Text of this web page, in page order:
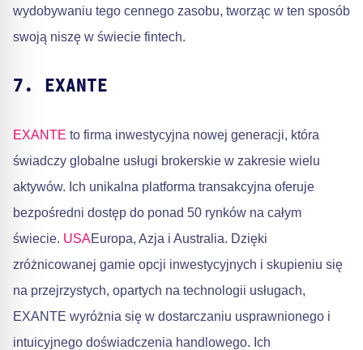
wydobywaniu tego cennego zasobu, tworząc w ten sposób
swoją niszę w świecie fintech.
7. EXANTE
EXANTE to firma inwestycyjna nowej generacji, która
świadczy globalne usługi brokerskie w zakresie wielu
aktywów. Ich unikalna platforma transakcyjna oferuje
bezpośredni dostęp do ponad 50 rynków na całym
świecie. USAEuropa, Azja i Australia. Dzięki
zróżnicowanej gamie opcji inwestycyjnych i skupieniu się
na przejrzystych, opartych na technologii usługach,
EXANTE wyróżnia się w dostarczaniu usprawnionego i
intuicyjnego doświadczenia handlowego. Ich